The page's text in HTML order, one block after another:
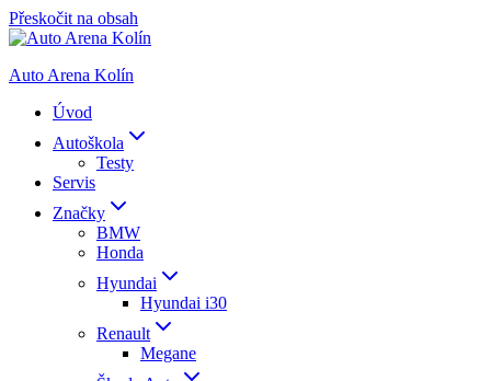
Přeskočit na obsah
Auto Arena Kolín
Úvod
Autoškola
Testy
Servis
Značky
BMW
Honda
Hyundai
Hyundai i30
Renault
Megane